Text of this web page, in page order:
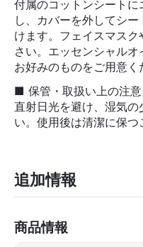
付属のコットンシート
し、カバーを外してシ
けます。フェイスマス
さい。エッセンシャルオ
お好みのものをご用意く
■ 保管・取扱い上の注意
直射日光を避け、湿気の
い。使用後は清潔に保つ
追加情報
商品情報